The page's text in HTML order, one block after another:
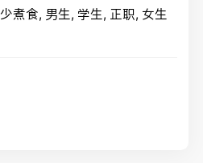
煮食, 男生, 学生, 正职, 女生